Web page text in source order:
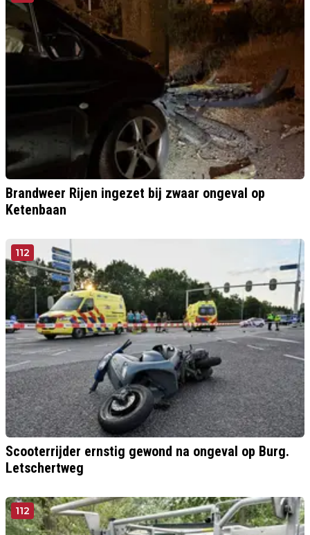
Brandweer Rijen ingezet bij zwaar ongeval op
Ketenbaan
112
Scooterrijder ernstig gewond na ongeval op Burg.
Letschertweg
112